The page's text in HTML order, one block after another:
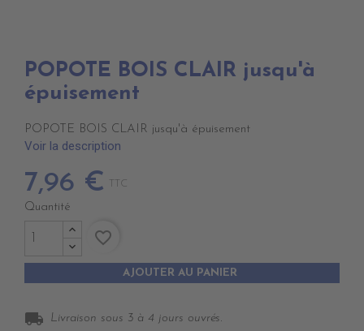
POPOTE BOIS CLAIR jusqu'à
épuisement
POPOTE BOIS CLAIR jusqu'à épuisement
Voir la description
7,96 € TTC
Quantité
AJOUTER AU PANIER
favorite_border
local_shipping Livraison sous 3 à 4 jours ouvrés.